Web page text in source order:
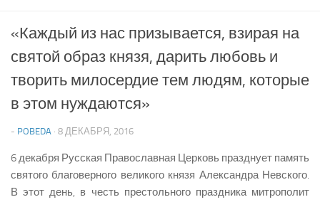
«Каждый из нас призывается, взирая на
святой образ князя, дарить любовь и
творить милосердие тем людям, которые
в этом нуждаются»
- POBEDA · 8 ДЕКАБРЯ, 2016
6 декабря Русская Православная Церковь празднует память
святого благоверного великого князя Александра Невского.
В этот день, в честь престольного праздника митрополит